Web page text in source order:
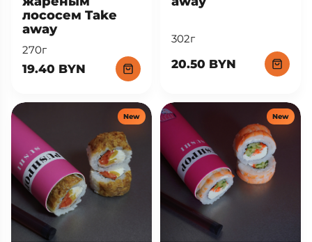
лососем Take
away
270г
19.40 BYN
302г
20.50 BYN
New New